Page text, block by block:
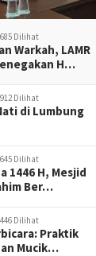
Dilihat
Warkah, LAMR
H…
Dilihat
di Lumbung
Dilihat
1446 H, Mesjid
Ber…
Dilihat
Praktik
Mucik…